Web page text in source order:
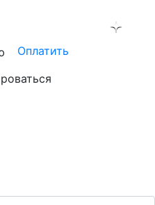
Оплатить